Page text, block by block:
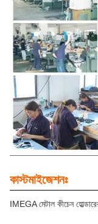
কাস্টমাইজেশনঃ
IMEGA মেটাল কীচেন